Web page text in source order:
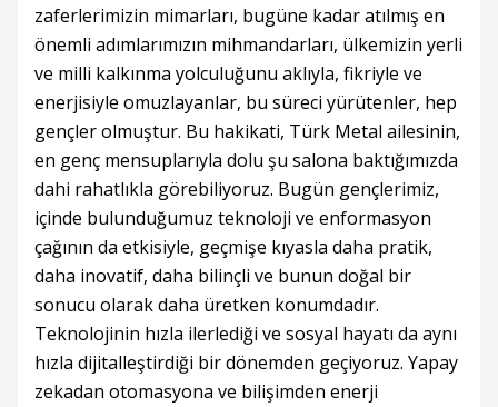
zaferlerimizin mimarları, bugüne kadar atılmış en
önemli adımlarımızın mihmandarları, ülkemizin yerli
ve milli kalkınma yolculuğunu aklıyla, fikriyle ve
enerjisiyle omuzlayanlar, bu süreci yürütenler, hep
gençler olmuştur. Bu hakikati, Türk Metal ailesinin,
en genç mensuplarıyla dolu şu salona baktığımızda
dahi rahatlıkla görebiliyoruz. Bugün gençlerimiz,
içinde bulunduğumuz teknoloji ve enformasyon
çağının da etkisiyle, geçmişe kıyasla daha pratik,
daha inovatif, daha bilinçli ve bunun doğal bir
sonucu olarak daha üretken konumdadır.
Teknolojinin hızla ilerlediği ve sosyal hayatı da aynı
hızla dijitalleştirdiği bir dönemden geçiyoruz. Yapay
zekadan otomasyona ve bilişimden enerji